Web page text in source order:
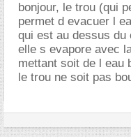
bonjour, le trou (qui
permet d evacuer l
qui est au dessus du
elle s evapore avec
mettant soit de l eau
le trou ne soit pas